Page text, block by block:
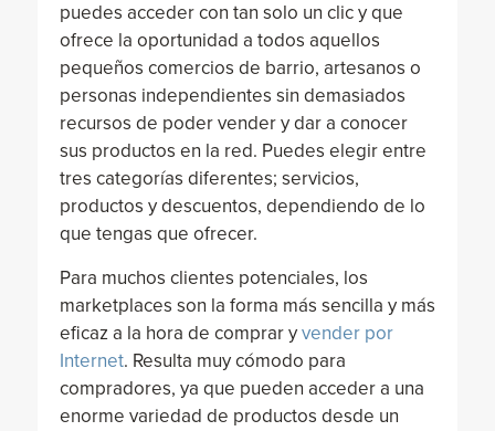
puedes acceder con tan solo un clic y que
ofrece la oportunidad a todos aquellos
pequeños comercios de barrio, artesanos o
personas independientes sin demasiados
recursos de poder vender y dar a conocer
sus productos en la red. Puedes elegir entre
tres categorías diferentes; servicios,
productos y descuentos, dependiendo de lo
que tengas que ofrecer.
Para muchos clientes potenciales, los
marketplaces son la forma más sencilla y más
eficaz a la hora de comprar yvender por
Internet. Resulta muy cómodo para
compradores, ya que pueden acceder a una
enorme variedad de productos desde un